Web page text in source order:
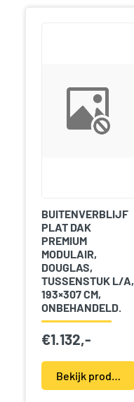
BUITENVERBLIJF
PLAT DAK
PREMIUM
MODULAIR,
DOUGLAS,
TUSSENSTUK L/A,
193×307 CM,
ONBEHANDELD.
€1.132,-